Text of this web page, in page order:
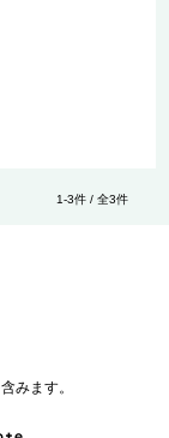
1-3件 / 全3件
みます。